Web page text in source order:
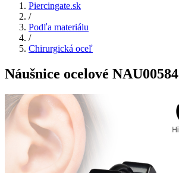
Piercingate.sk
/
Podľa materiálu
/
Chirurgická oceľ
Náušnice ocelové NAU00584